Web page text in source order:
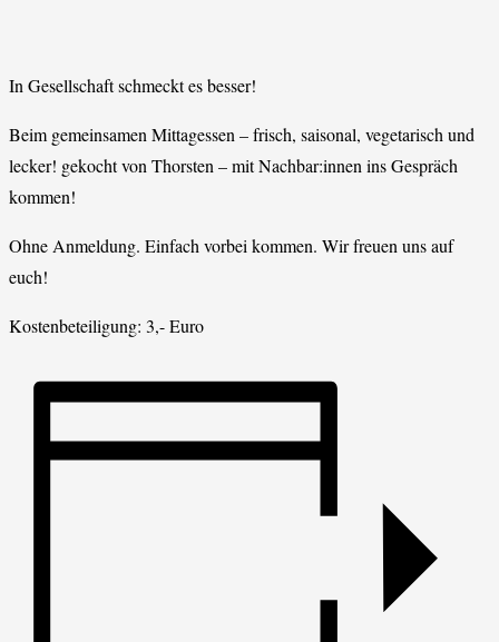
In Gesellschaft schmeckt es besser!
Beim gemeinsamen Mittagessen – frisch, saisonal, vegetarisch und
lecker! gekocht von Thorsten – mit Nachbar:innen ins Gespräch
kommen!
Ohne Anmeldung. Einfach vorbei kommen. Wir freuen uns auf
euch!
Kostenbeteiligung: 3,- Euro